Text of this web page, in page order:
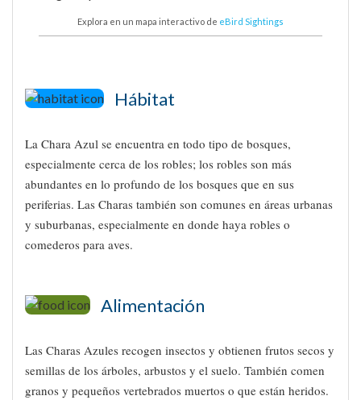
Explora en un mapa interactivo de eBird Sightings
Hábitat
La Chara Azul se encuentra en todo tipo de bosques,
especialmente cerca de los robles; los robles son más
abundantes en lo profundo de los bosques que en sus
periferias. Las Charas también son comunes en áreas urbanas
y suburbanas, especialmente en donde haya robles o
comederos para aves.
Alimentación
Las Charas Azules recogen insectos y obtienen frutos secos y
semillas de los árboles, arbustos y el suelo. También comen
granos y pequeños vertebrados muertos o que están heridos.